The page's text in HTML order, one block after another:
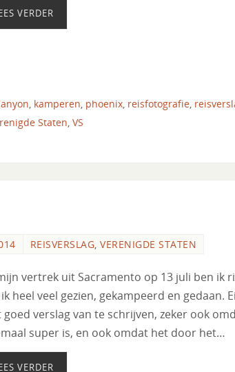
VERDER
kamperen phoenix reisfotografie
Staten VS
REISVERSLAG, VERENIGDE STATEN
vertrek uit Sacramento op 13 juli ben ik
heel veel gezien, gekampeerd en gedaan.
goed verslag van te schrijven, zeker ook
super is, en ook omdat het door het…
VERDER